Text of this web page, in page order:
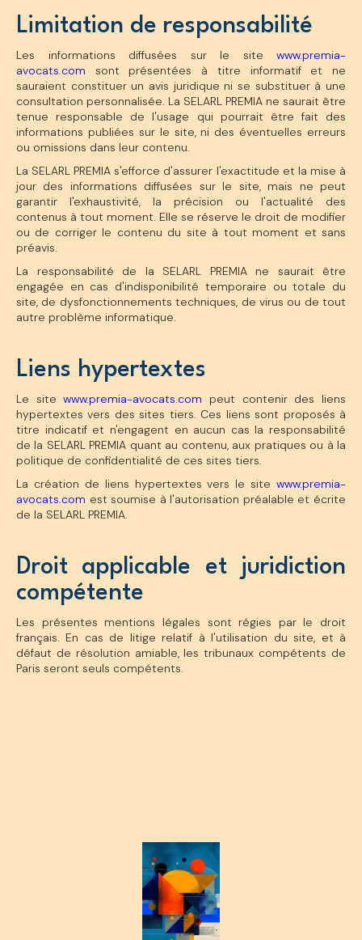
Limitation de responsabilité
Les informations diffusées sur le site www.premia-
avocats.com sont présentées à titre informatif et ne
sauraient constituer un avis juridique ni se substituer à une
consultation personnalisée. La SELARL PREMIA ne saurait être
tenue responsable de l'usage qui pourrait être fait des
informations publiées sur le site, ni des éventuelles erreurs
ou omissions dans leur contenu.
La SELARL PREMIA s'efforce d'assurer l'exactitude et la mise à
jour des informations diffusées sur le site, mais ne peut
garantir l'exhaustivité, la précision ou l'actualité des
contenus à tout moment. Elle se réserve le droit de modifier
ou de corriger le contenu du site à tout moment et sans
préavis.
La responsabilité de la SELARL PREMIA ne saurait être
engagée en cas d'indisponibilité temporaire ou totale du
site, de dysfonctionnements techniques, de virus ou de tout
autre problème informatique.
Liens hypertextes
Le sitewww.premia-avocats.com peut contenir des liens
hypertextes vers des sites tiers. Ces liens sont proposés à
titre indicatif et n'engagent en aucun cas la responsabilité
de la SELARL PREMIA quant au contenu, aux pratiques ou à la
politique de confidentialité de ces sites tiers.
La création de liens hypertextes vers le site www.premia-
avocats.com est soumise à l'autorisation préalable et écrite
de la SELARL PREMIA.
Droit applicable et juridiction
compétente
Les présentes mentions légales sont régies par le droit
français. En cas de litige relatif à l'utilisation du site, et à
défaut de résolution amiable, les tribunaux compétents de
Paris seront seuls compétents.